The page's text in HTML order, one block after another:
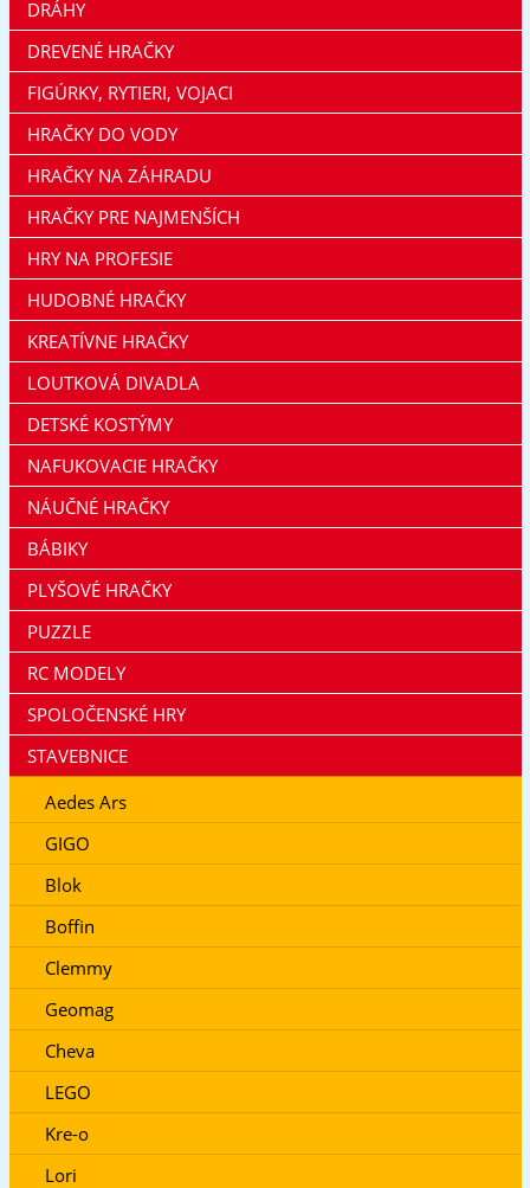
DRÁHY
DREVENÉ HRAČKY
FIGÚRKY, RYTIERI, VOJACI
HRAČKY DO VODY
HRAČKY NA ZÁHRADU
HRAČKY PRE NAJMENŠÍCH
HRY NA PROFESIE
HUDOBNÉ HRAČKY
KREATÍVNE HRAČKY
LOUTKOVÁ DIVADLA
DETSKÉ KOSTÝMY
NAFUKOVACIE HRAČKY
NÁUČNÉ HRAČKY
BÁBIKY
PLYŠOVÉ HRAČKY
PUZZLE
RC MODELY
SPOLOČENSKÉ HRY
STAVEBNICE
Aedes Ars
GIGO
Blok
Boffin
Clemmy
Geomag
Cheva
LEGO
Kre-o
Lori